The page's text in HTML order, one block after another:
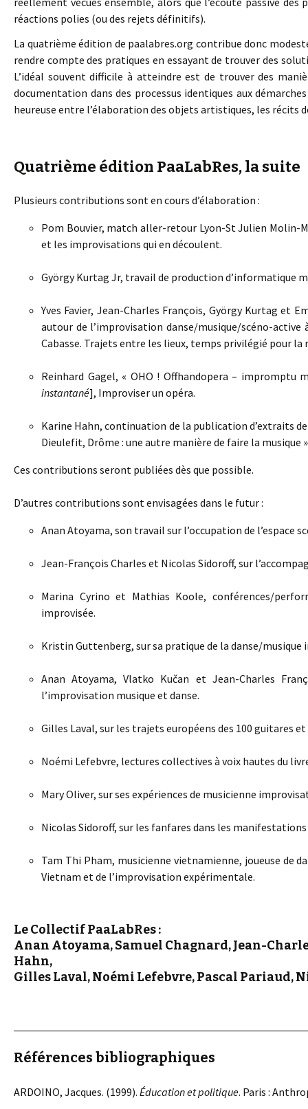
réactions polies (ou des rejets définitifs).
La quatrième édition de paalabres.org contribue donc
rendre compte des pratiques en essayant de trouver des
L’idéal souvent difficile à atteindre est de trouver des
documentation dans des processus identiques aux
heureuse entre l’élaboration des objets artistiques, les récits
Quatrième édition PaaLabRes, la suite
Plusieurs contributions sont en cours d’élaboration :
Pom Bouvier, match aller-retour Lyon-St Julien
et les improvisations qui en découlent.
György Kurtag Jr, travail de production d’informatique
Yves Favier, Jean-Charles François, György Kurtag et
autour de l’improvisation danse/musique/scéno-active
Cabasse. Trajets entre les lieux, temps privilégié pour la
Reinhard Gagel, « OHO ! Offhandopera – impromptu
instantané], Improviser un opéra.
Karine Hahn, continuation de la publication d’extraits
Dieulefit, Drôme : une autre manière de faire la musique
Ces contributions seront publiées dès que possible.
D’autres contributions sont envisagées dans le futur :
Anan Atoyama, son travail sur l’occupation de l’espace
Jean-François Charles et Nicolas Sidoroff, sur
Marina Cyrino et Mathias Koole, conférences/
improvisée.
Kristin Guttenberg, sur sa pratique de la danse/musique
Anan Atoyama, Vlatko Kučan et Jean-Charles
l’improvisation musique et danse.
Gilles Laval, sur les trajets européens des 100 guitares et
Noémi Lefebvre, lectures collectives à voix hautes du
Mary Oliver, sur ses expériences de musicienne
Nicolas Sidoroff, sur les fanfares dans les
Tam Thi Pham, musicienne vietnamienne, joueuse de
Vietnam et de l’improvisation expérimentale.
Le Collectif PaaLabRes :
Anan Atoyama, Samuel Chagnard, Jean-
Hahn,
Gilles Laval, Noémi Lefebvre, Pascal Pariaud,
Références bibliographiques
ARDOINO, Jacques. (1999). Éducation et politique. Paris :